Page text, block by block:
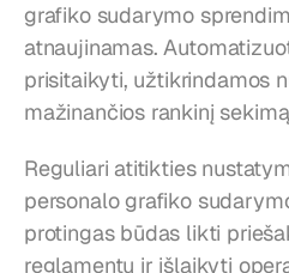
grafiko sudarymo
atnaujinamas.
prisitaikyti, užtikrindamos
mažinančios rankinį
Reguliari atitikties
personalo grafiko
protingas būdas likti
reglamentų ir išlaikyti